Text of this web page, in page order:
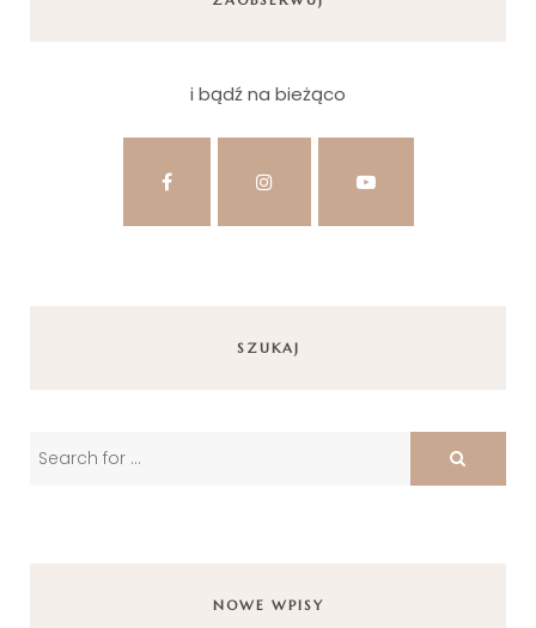
i bądź na bieżąco
SZUKAJ
NOWE WPISY